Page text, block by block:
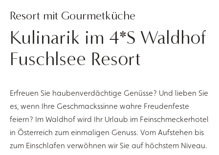
Resort mit Gourmetküche
Kulinarik im 4*S Waldhof
Fuschlsee Resort
Erfreuen Sie haubenverdächtige Genüsse? Und lieben Sie
es, wenn Ihre Geschmackssinne wahre Freudenfeste
feiern? Im Waldhof wird Ihr Urlaub im Feinschmeckerhotel
in Österreich zum einmaligen Genuss. Vom Aufstehen bis
zum Einschlafen verwöhnen wir Sie auf höchstem Niveau.